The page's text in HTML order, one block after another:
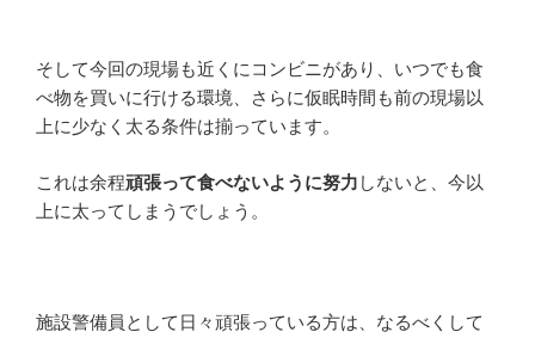
そして今回の現場も近くにコンビニがあり、いつでも食
べ物を買いに行ける環境、さらに仮眠時間も前の現場以
上に少なく太る条件は揃っています。
これは余程頑張って食べないように努力 しないと、今以
上に太ってしまうでしょう。
施設警備員として日々頑張っている方は、なるべくして